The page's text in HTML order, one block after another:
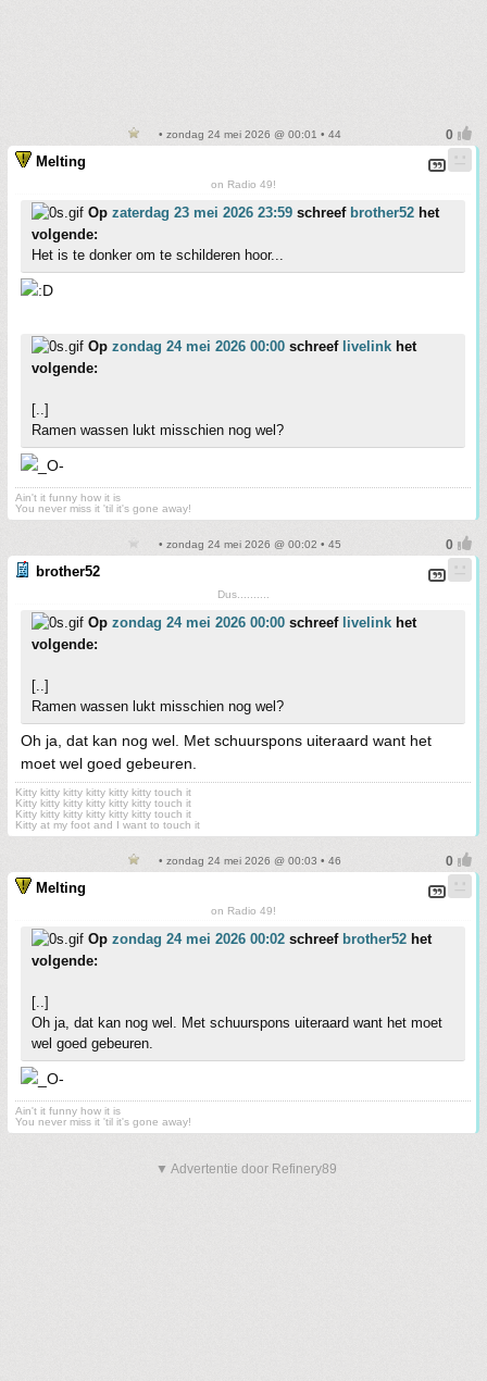
• zondag 24 mei 2026 @ 00:01 • 44
Melting
on Radio 49!
Op zaterdag 23 mei 2026 23:59 schreef brother52 het
volgende:
Het is te donker om te schilderen hoor...
Op zondag 24 mei 2026 00:00 schreef livelink het
volgende:
[..]
Ramen wassen lukt misschien nog wel?
Ain't it funny how it is
You never miss it 'til it's gone away!
• zondag 24 mei 2026 @ 00:02 • 45
brother52
Dus..........
Op zondag 24 mei 2026 00:00 schreef livelink het
volgende:
[..]
Ramen wassen lukt misschien nog wel?
Oh ja, dat kan nog wel. Met schuurspons uiteraard want het
moet wel goed gebeuren.
Kitty kitty kitty kitty kitty kitty touch it
Kitty kitty kitty kitty kitty kitty touch it
Kitty kitty kitty kitty kitty kitty touch it
Kitty at my foot and I want to touch it
• zondag 24 mei 2026 @ 00:03 • 46
Melting
on Radio 49!
Op zondag 24 mei 2026 00:02 schreef brother52 het
volgende:
[..]
Oh ja, dat kan nog wel. Met schuurspons uiteraard want het moet
wel goed gebeuren.
Ain't it funny how it is
You never miss it 'til it's gone away!
▼ Advertentie door Refinery89